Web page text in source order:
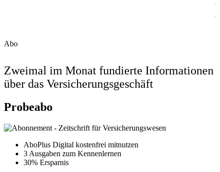
Abo
Zweimal im Monat fundierte Informationen
über das Versicherungsgeschäft
Probeabo
AboPlus Digital kostenfrei mitnutzen
3 Ausgaben zum Kennenlernen
30% Ersparnis